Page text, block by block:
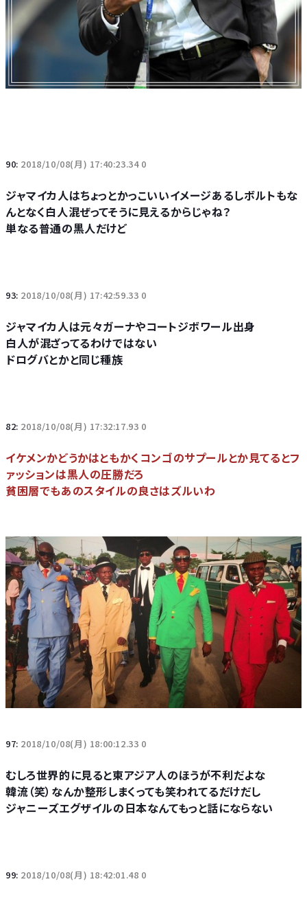
90: 2018/10/08(月) 17:40:23.34 0
ジャマイカ人はちょっとかっこいいイメージあるしボルトもな
んとなく白人混ぜってそうに見えるからじゃね？
単なる普通の黒人だけど
93: 2018/10/08(月) 17:42:59.33 0
ジャマイカ人は元々ガーナやコートジボワール出身
白人が混ざってるわけではない
ドログバとかと同じ種族
82: 2018/10/08(月) 17:32:17.93 0
イケメンかどうかはともかくコンゴのサプールとか見てるとフ
ァッションは黒人の圧勝だろ
貧困層でもあのスタイルの良さはズルいわ
97: 2018/10/08(月) 18:00:12.33 0
むしろ世界的に見ると東アジア人のほうが不利だよな
韓流（笑）なんか整形しまくっても笑われてるだけだし
ジャニーズエグザイルの日本なんてもっと話にならない
99: 2018/10/08(月) 18:42:01.48 0